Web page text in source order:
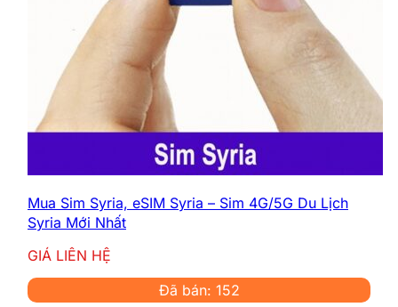
Mua Sim Syria, eSIM Syria – Sim 4G/5G Du Lịch
Syria Mới Nhất
GIÁ LIÊN HỆ
Đã bán: 152